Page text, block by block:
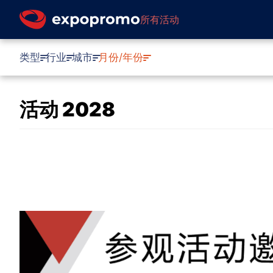
所有活动
类型 行业 城市 月份/年份
活动 2028